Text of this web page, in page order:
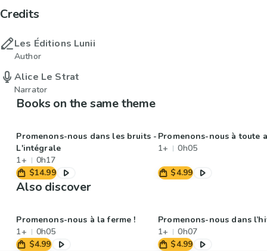
Credits
Les Éditions Lunii
Author
Alice Le Strat
Narrator
Books on the same theme
Promenons-nous dans les bruits -
L'intégrale
1+
0h17
$14.99
Promenons-nous à toute
1+
0h05
$4.99
Also discover
Promenons-nous à la ferme !
1+
0h05
$4.99
Promenons-nous dans
1+
0h07
$4.99